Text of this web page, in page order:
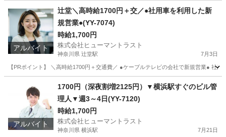
アルバイト
辻堂＼高時給1700円＋交／●社用車を利用した新
規営業●(YY-7074)
時給1,700円
株式会社ヒューマントラスト
神奈川県 辻堂駅 7月3日
【PRポイント】 ＼高時給1700円＋交通費／ ●ケーブルテレビの会社で新規営業● 社
辻堂駅 その他 ヒューマントラスト
アルバイト
1700円（深夜割増2125円）▼横浜駅すぐのビル管
理人▼週3～4日(YY-7120)
時給1,700円
株式会社ヒューマントラスト
神奈川県 横浜駅 7月21日